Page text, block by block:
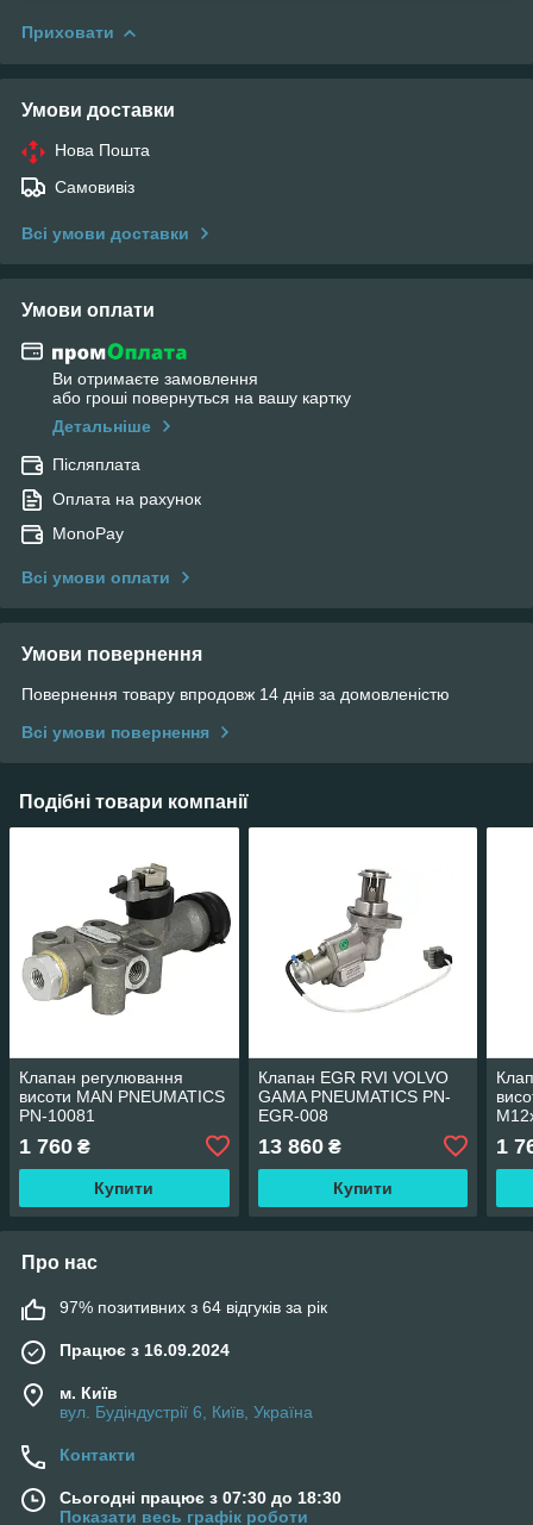
Приховати
Умови доставки
Нова Пошта
Самовивіз
Всі умови доставки
Умови оплати
Ви отримаєте замовлення
або гроші повернуться на вашу картку
Детальніше
Післяплата
Оплата на рахунок
MonoPay
Всі умови оплати
Умови повернення
Повернення товару впродовж 14 днів за домовленістю
Всі умови повернення
Подібні товари компанії
Клапан регулювання
висоти MAN PNEUMATICS
PN-10081
1 760 ₴
Купити
Клапан EGR RVI VOLVO
GAMA PNEUMATICS PN-
EGR-008
13 860₴
Купити
PN-
1
Про нас
97% позитивних з 64 відгуків за рік
Працює з 16.09.2024
м. Київ
вул. Будіндустрії 6, Київ, Україна
Контакти
Сьогодні працює з 07:30 до 18:30
Показати весь графік роботи